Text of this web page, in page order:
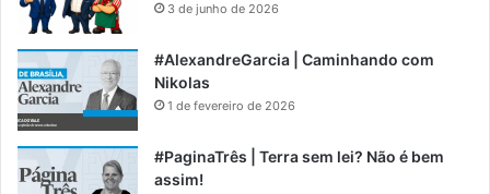
3 de junho de 2026
#AlexandreGarcia | Caminhando com
Nikolas
1 de fevereiro de 2026
#PaginaTrês | Terra sem lei? Não é bem
assim!